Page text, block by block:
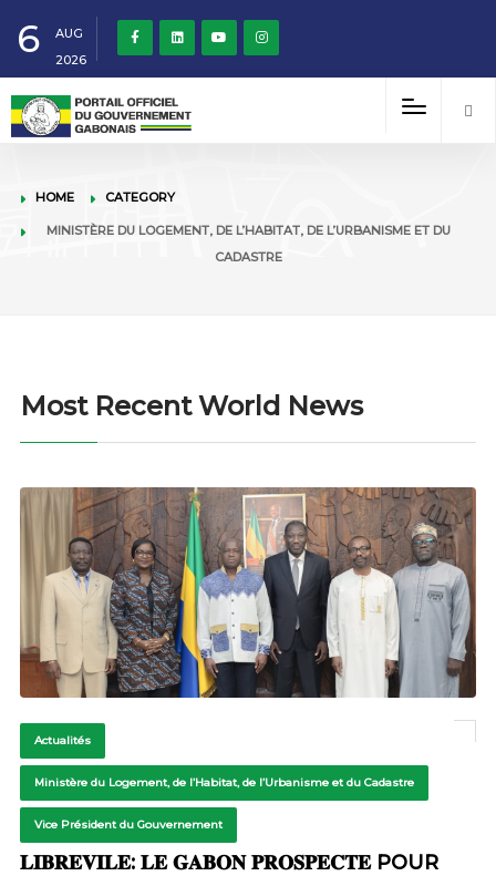
6
AUG
2026
HOME CATEGORY
MINISTÈRE DU LOGEMENT, DE L’HABITAT, DE L’URBANISME ET DU
CADASTRE
Most Recent World News
Actualités
Ministère du Logement, de l’Habitat, de l’Urbanisme et du Cadastre
Vice Président du Gouvernement
𝐋𝐈𝐁𝐑𝐄𝐕𝐈𝐋𝐄: 𝐋𝐄 𝐆𝐀𝐁𝐎𝐍 𝐏𝐑𝐎𝐒𝐏𝐄𝐂𝐓𝐄 POUR